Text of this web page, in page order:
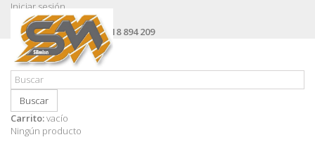
Iniciar sesión
Contacte con nosotros
Llámanos ahora:+34 618 894 209
Buscar
Carrito:vacío
Ningún producto